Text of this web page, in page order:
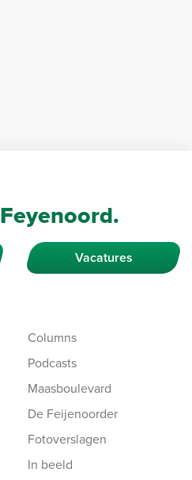
Feyenoord.
Vacatures
Columns
Podcasts
Maasboulevard
De Feijenoorder
Fotoverslagen
In beeld